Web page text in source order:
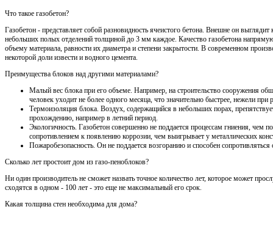
Что такое газобетон?
Газобетон - представляет собой разновидность ячеистого бетона. Внешне он
небольших полых отделений толщиной до 3 мм каждое. Качество газобетона
объему материала, равности их диаметра и степени закрытости. В современном
некоторой доли извести и водного цемента.
Преимущества блоков над другими материалами?
Малый вес блока при его объеме. Например, на строительство сооружения
человек уходит не более одного месяца, что значительно быстрее, нежели
Термоизоляция блока. Воздух, содержащийся в небольших порах,
прохождению, например в летний период.
Экологичность. Газобетон совершенно не поддается процессам гниения, чем
сопротивлением к появлению коррозии, чем выигрывает у металлических
Пожаробезопасность. Он не поддается возгоранию и способен
Сколько лет простоит дом из газо-пеноблоков?
Ни один производитель не сможет назвать точное количество лет, которое может
сходятся в одном - 100 лет - это еще не максимальный его срок.
Какая толщина стен необходима для дома?